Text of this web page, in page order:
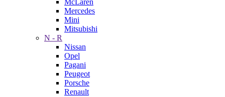
McLaren
Mercedes
Mini
Mitsubishi
N - R
Nissan
Opel
Pagani
Peugeot
Porsche
Renault